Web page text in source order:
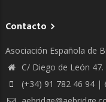
Contacto
Asociación Española de
C/ Diego de León
(+34) 91 782 46 94 |